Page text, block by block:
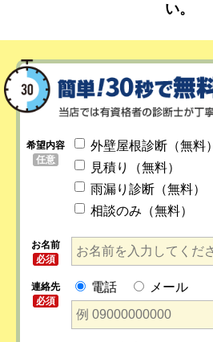
い。
希望内容
任意
外壁屋根診断（無料）
見積り（無料）
雨漏り診断（無料）
相談のみ（無料）
お名前
必須
連絡先
必須
電話 メール